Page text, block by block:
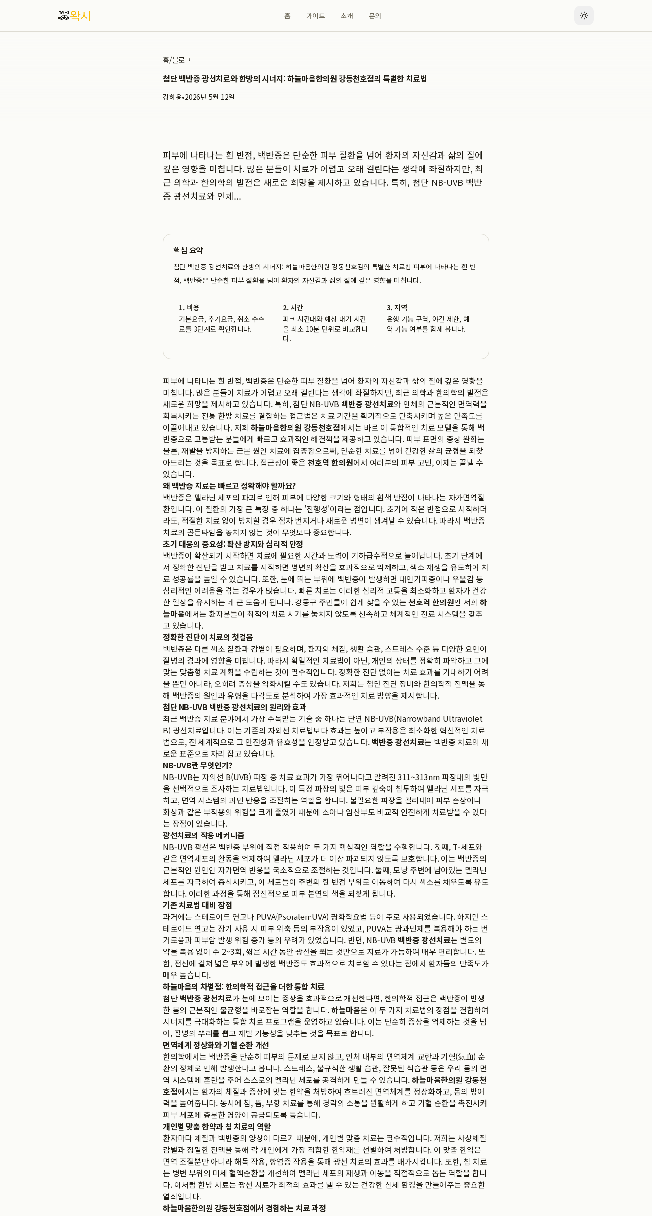
🚕왁시 홈 가이드 소개 문의
홈/블로그
첨단 백반증 광선치료와 한방의 시너지: 하늘마음한의원 강동천호점의 특별한 치료법
강하윤•2026년 5월 12일
피부에 나타나는 흰 반점, 백반증은 단순한 피부 질환을 넘어 환자의 자신감과 삶의 질에
깊은 영향을 미칩니다. 많은 분들이 치료가 어렵고 오래 걸린다는 생각에 좌절하지만, 최
근 의학과 한의학의 발전은 새로운 희망을 제시하고 있습니다. 특히, 첨단 NB-UVB 백반
증 광선치료와 인체...
핵심 요약
첨단 백반증 광선치료와 한방의 시너지: 하늘마음한의원 강동천호점의 특별한 치료법 피부에 나타나는 흰 반
점, 백반증은 단순한 피부 질환을 넘어 환자의 자신감과 삶의 질에 깊은 영향을 미칩니다.
1. 비용
기본요금, 추가요금, 취소 수수
료를 3단계로 확인합니다.
2. 시간
피크 시간대와 예상 대기 시간
을 최소 10분 단위로 비교합니
다.
3. 지역
운행 가능 구역, 야간 제한, 예
약 가능 여부를 함께 봅니다.
피부에 나타나는 흰 반점, 백반증은 단순한 피부 질환을 넘어 환자의 자신감과 삶의 질에 깊은 영향을
미칩니다. 많은 분들이 치료가 어렵고 오래 걸린다는 생각에 좌절하지만, 최근 의학과 한의학의 발전은
새로운 희망을 제시하고 있습니다. 특히, 첨단 NB-UVB 백반증 광선치료와 인체의 근본적인 면역력을
회복시키는 전통 한방 치료를 결합하는 접근법은 치료 기간을 획기적으로 단축시키며 높은 만족도를
이끌어내고 있습니다. 저희 하늘마음한의원 강동천호점에서는 바로 이 통합적인 치료 모델을 통해 백
반증으로 고통받는 분들에게 빠르고 효과적인 해결책을 제공하고 있습니다. 피부 표면의 증상 완화는
물론, 재발을 방지하는 근본 원인 치료에 집중함으로써, 단순한 치료를 넘어 건강한 삶의 균형을 되찾
아드리는 것을 목표로 합니다. 접근성이 좋은 천호역 한의원에서 여러분의 피부 고민, 이제는 끝낼 수
있습니다.
왜 백반증 치료는 빠르고 정확해야 할까요?
백반증은 멜라닌 세포의 파괴로 인해 피부에 다양한 크기와 형태의 흰색 반점이 나타나는 자가면역질
환입니다. 이 질환의 가장 큰 특징 중 하나는 '진행성'이라는 점입니다. 초기에 작은 반점으로 시작하더
라도, 적절한 치료 없이 방치할 경우 점차 번지거나 새로운 병변이 생겨날 수 있습니다. 따라서 백반증
치료의 골든타임을 놓치지 않는 것이 무엇보다 중요합니다.
초기 대응의 중요성: 확산 방지와 심리적 안정
백반증이 확산되기 시작하면 치료에 필요한 시간과 노력이 기하급수적으로 늘어납니다. 초기 단계에
서 정확한 진단을 받고 치료를 시작하면 병변의 확산을 효과적으로 억제하고, 색소 재생을 유도하여 치
료 성공률을 높일 수 있습니다. 또한, 눈에 띄는 부위에 백반증이 발생하면 대인기피증이나 우울감 등
심리적인 어려움을 겪는 경우가 많습니다. 빠른 치료는 이러한 심리적 고통을 최소화하고 환자가 건강
한 일상을 유지하는 데 큰 도움이 됩니다. 강동구 주민들이 쉽게 찾을 수 있는 천호역 한의원인 저희 하
늘마음에서는 환자분들이 최적의 치료 시기를 놓치지 않도록 신속하고 체계적인 진료 시스템을 갖추
고 있습니다.
정확한 진단이 치료의 첫걸음
백반증은 다른 색소 질환과 감별이 필요하며, 환자의 체질, 생활 습관, 스트레스 수준 등 다양한 요인이
질병의 경과에 영향을 미칩니다. 따라서 획일적인 치료법이 아닌, 개인의 상태를 정확히 파악하고 그에
맞는 맞춤형 치료 계획을 수립하는 것이 필수적입니다. 정확한 진단 없이는 치료 효과를 기대하기 어려
울 뿐만 아니라, 오히려 증상을 악화시킬 수도 있습니다. 저희는 첨단 진단 장비와 한의학적 진맥을 통
해 백반증의 원인과 유형을 다각도로 분석하여 가장 효과적인 치료 방향을 제시합니다.
첨단 NB-UVB 백반증 광선치료의 원리와 효과
최근 백반증 치료 분야에서 가장 주목받는 기술 중 하나는 단연 NB-UVB(Narrowband Ultraviolet
B) 광선치료입니다. 이는 기존의 자외선 치료법보다 효과는 높이고 부작용은 최소화한 혁신적인 치료
법으로, 전 세계적으로 그 안전성과 유효성을 인정받고 있습니다. 백반증 광선치료는 백반증 치료의 새
로운 표준으로 자리 잡고 있습니다.
NB-UVB란 무엇인가?
NB-UVB는 자외선 B(UVB) 파장 중 치료 효과가 가장 뛰어나다고 알려진 311~313nm 파장대의 빛만
을 선택적으로 조사하는 치료법입니다. 이 특정 파장의 빛은 피부 깊숙이 침투하여 멜라닌 세포를 자극
하고, 면역 시스템의 과민 반응을 조절하는 역할을 합니다. 불필요한 파장을 걸러내어 피부 손상이나
화상과 같은 부작용의 위험을 크게 줄였기 때문에 소아나 임산부도 비교적 안전하게 치료받을 수 있다
는 장점이 있습니다.
광선치료의 작용 메커니즘
NB-UVB 광선은 백반증 부위에 직접 작용하여 두 가지 핵심적인 역할을 수행합니다. 첫째, T-세포와
같은 면역세포의 활동을 억제하여 멜라닌 세포가 더 이상 파괴되지 않도록 보호합니다. 이는 백반증의
근본적인 원인인 자가면역 반응을 국소적으로 조절하는 것입니다. 둘째, 모낭 주변에 남아있는 멜라닌
세포를 자극하여 증식시키고, 이 세포들이 주변의 흰 반점 부위로 이동하여 다시 색소를 채우도록 유도
합니다. 이러한 과정을 통해 점진적으로 피부 본연의 색을 되찾게 됩니다.
기존 치료법 대비 장점
과거에는 스테로이드 연고나 PUVA(Psoralen-UVA) 광화학요법 등이 주로 사용되었습니다. 하지만 스
테로이드 연고는 장기 사용 시 피부 위축 등의 부작용이 있었고, PUVA는 광과민제를 복용해야 하는 번
거로움과 피부암 발생 위험 증가 등의 우려가 있었습니다. 반면, NB-UVB 백반증 광선치료는 별도의
약물 복용 없이 주 2~3회, 짧은 시간 동안 광선을 쬐는 것만으로 치료가 가능하여 매우 편리합니다. 또
한, 전신에 걸쳐 넓은 부위에 발생한 백반증도 효과적으로 치료할 수 있다는 점에서 환자들의 만족도가
매우 높습니다.
하늘마음의 차별점: 한의학적 접근을 더한 통합 치료
첨단 백반증 광선치료가 눈에 보이는 증상을 효과적으로 개선한다면, 한의학적 접근은 백반증이 발생
한 몸의 근본적인 불균형을 바로잡는 역할을 합니다.하늘마음은 이 두 가지 치료법의 장점을 결합하여
시너지를 극대화하는 통합 치료 프로그램을 운영하고 있습니다. 이는 단순히 증상을 억제하는 것을 넘
어, 질병의 뿌리를 뽑고 재발 가능성을 낮추는 것을 목표로 합니다.
면역체계 정상화와 기혈 순환 개선
한의학에서는 백반증을 단순히 피부의 문제로 보지 않고, 인체 내부의 면역체계 교란과 기혈(氣血) 순
환의 정체로 인해 발생한다고 봅니다. 스트레스, 불규칙한 생활 습관, 잘못된 식습관 등은 우리 몸의 면
역 시스템에 혼란을 주어 스스로의 멜라닌 세포를 공격하게 만들 수 있습니다.하늘마음한의원 강동천
호점에서는 환자의 체질과 증상에 맞는 한약을 처방하여 흐트러진 면역체계를 정상화하고, 몸의 방어
력을 높여줍니다. 동시에 침, 뜸, 부항 치료를 통해 경락의 소통을 원활하게 하고 기혈 순환을 촉진시켜
피부 세포에 충분한 영양이 공급되도록 돕습니다.
개인별 맞춤 한약과 침 치료의 역할
환자마다 체질과 백반증의 양상이 다르기 때문에, 개인별 맞춤 치료는 필수적입니다. 저희는 사상체질
감별과 정밀한 진맥을 통해 각 개인에게 가장 적합한 한약재를 선별하여 처방합니다. 이 맞춤 한약은
면역 조절뿐만 아니라 해독 작용, 항염증 작용을 통해 광선 치료의 효과를 배가시킵니다. 또한, 침 치료
는 병변 부위의 미세 혈액순환을 개선하여 멜라닌 세포의 재생과 이동을 직접적으로 돕는 역할을 합니
다. 이처럼 한방 치료는 광선 치료가 최적의 효과를 낼 수 있는 건강한 신체 환경을 만들어주는 중요한
열쇠입니다.
하늘마음한의원 강동천호점에서 경험하는 치료 과정